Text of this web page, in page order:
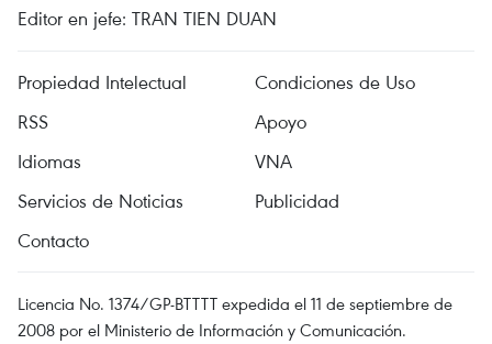
Editor en jefe: TRAN TIEN DUAN
Propiedad Intelectual
Condiciones de Uso
RSS
Apoyo
Idiomas
VNA
Servicios de Noticias
Publicidad
Contacto
Licencia No. 1374/GP-BTTTT expedida el 11 de septiembre de
2008 por el Ministerio de Información y Comunicación.